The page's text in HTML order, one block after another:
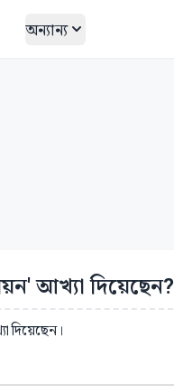
অন্যান্য
আখ্যা দিয়েছেন?
দিয়েছেন।